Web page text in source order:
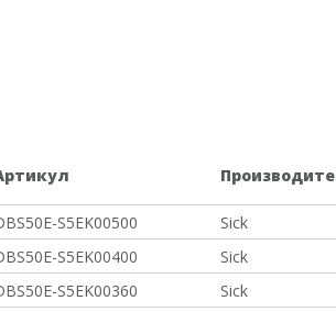
S5EK00500 Sick
S5EK00400 Sick
S5EK00360 Sick